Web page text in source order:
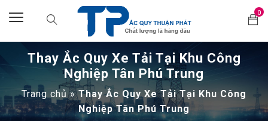
0
Thay Ắc Quy Xe Tải Tại Khu Công
Nghiệp Tân Phú Trung
Trang chủ »Thay Ắc Quy Xe Tải Tại Khu Công
Nghiệp Tân Phú Trung